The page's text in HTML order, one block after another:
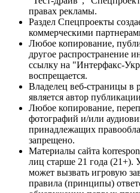
правах рекламы.
Раздел Спецпроекты
коммерческими
Любое копирование,
другое распространение
ссылку на "Интерфакс-
воспрещается.
Владелец веб-страницы в
является автор
Любое копирование,
фотографий и/или
принадлежащих
запрещено.
Материалы сайта
лиц старше 21 года (21+).
может вызвать игровую
правила (принципы)